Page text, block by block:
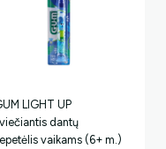
LIGHT UP
dantų
vaikams (6+ m.)